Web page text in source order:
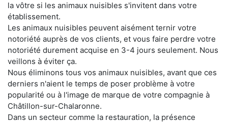
la vôtre si les animaux nuisibles s'invitent dans votre
établissement.
Les animaux nuisibles peuvent aisément ternir votre
notoriété auprès de vos clients, et vous faire perdre votre
notoriété durement acquise en 3-4 jours seulement. Nous
veillons à éviter ça.
Nous éliminons tous vos animaux nuisibles, avant que ces
derniers n'aient le temps de poser problème à votre
popularité ou à l'image de marque de votre compagnie à
Châtillon-sur-Chalaronne.
Dans un secteur comme la restauration, la présence